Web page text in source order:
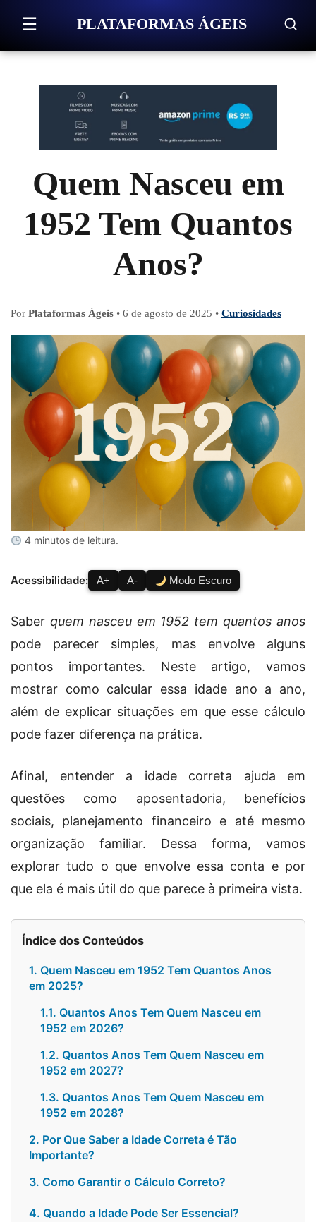
☰ PLATAFORMAS ÁGEIS
Quem Nasceu em
1952 Tem Quantos
Anos?
Por Plataformas Ágeis • 6 de agosto de 2025 • Curiosidades
4 minutos de leitura.
Acessibilidade: A+ A- Modo Escuro
Saber quem nasceu em 1952 tem quantos anos
pode parecer simples, mas envolve alguns
pontos importantes. Neste artigo, vamos
mostrar como calcular essa idade ano a ano,
além de explicar situações em que esse cálculo
pode fazer diferença na prática.
Afinal, entender a idade correta ajuda em
questões como aposentadoria, benefícios
sociais, planejamento financeiro e até mesmo
organização familiar. Dessa forma, vamos
explorar tudo o que envolve essa conta e por
que ela é mais útil do que parece à primeira vista.
Índice dos Conteúdos
1. Quem Nasceu em 1952 Tem Quantos Anos
em 2025?
1.1. Quantos Anos Tem Quem Nasceu em
1952 em 2026?
1.2. Quantos Anos Tem Quem Nasceu em
1952 em 2027?
1.3. Quantos Anos Tem Quem Nasceu em
1952 em 2028?
2. Por Que Saber a Idade Correta é Tão
Importante?
3. Como Garantir o Cálculo Correto?
4. Quando a Idade Pode Ser Essencial?